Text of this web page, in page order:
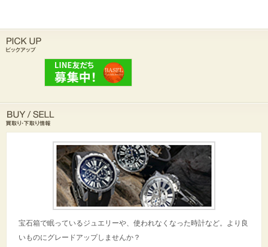
宝石箱で眠っているジュエリーや、使われなくなった時計など。より良
いものにグレードアップしませんか？